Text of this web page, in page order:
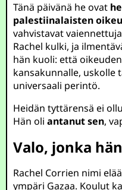
Tänä päivänä he ovat
palestiinalaisten
vahvistavat
Rachel kulki, ja
hän kuoli: että
kansakunnalle, uskolle
universaali perintö.
Heidän tyttärensä ei
Hän oliantanut sen,
Valo, jonka
Rachel Corrien nimi
ympäri Gazaa. Koulut